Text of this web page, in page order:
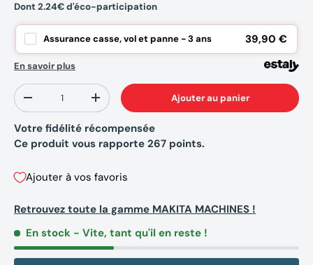
Dont 2.24€ d'éco-participation
Assurance casse, vol et panne - 3 ans 39,90 €
En savoir plus
Qté
-
+ Ajouter au panier
Votre fidélité récompensée
Ce produit vous rapporte 267 points.
Ajouter à vos favoris
Retrouvez toute la gamme MAKITA MACHINES !
En stock - Vite, tant qu'il en reste !